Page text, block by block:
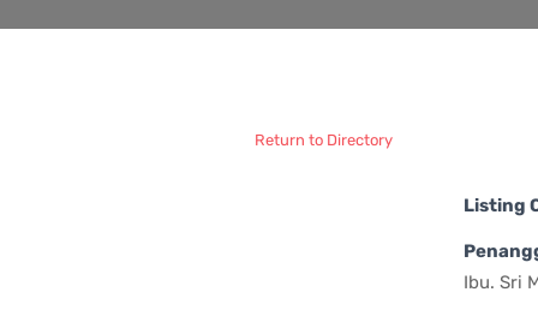
Return to Directory
Listing
Ibu. Sri